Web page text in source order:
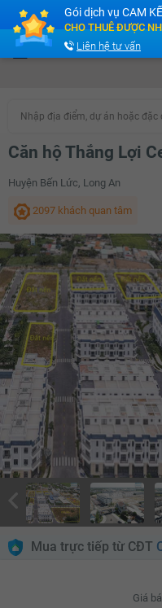
Cộng đồng Môi giới bPRO
Nhập địa điểm, dự án hoặc đặc
Căn hộ Thắng Lợi
Huyện Bến Lức, Long An
2097 khách quan tâm
Mua trực tiếp từ CĐT
Giá
Gói dịch vụ CAM
CHO THUÊ ĐƯỢC
Liên hệ tư vấn